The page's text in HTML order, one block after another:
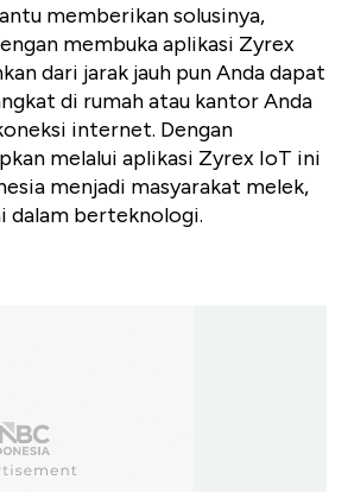
memberikan solusinya,
membuka aplikasi Zyrex
dari jarak jauh pun Anda dapat
di rumah atau kantor Anda
internet. Dengan
melalui aplikasi Zyrex IoT ini
menjadi masyarakat melek,
dalam berteknologi.